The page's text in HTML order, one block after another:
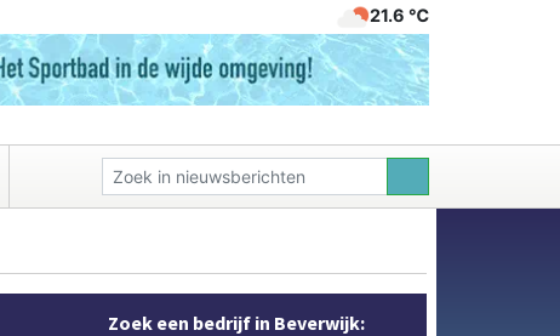
21.6 ℃
Zoek een bedrijf in Beverwijk: